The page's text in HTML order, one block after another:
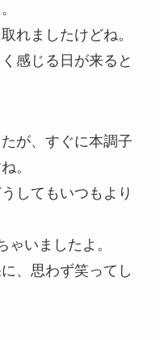
れましたけどね。
感じる日が来ると
が、すぐに本調子
。
してもいつもより
いましたよ。
、思わず笑ってし